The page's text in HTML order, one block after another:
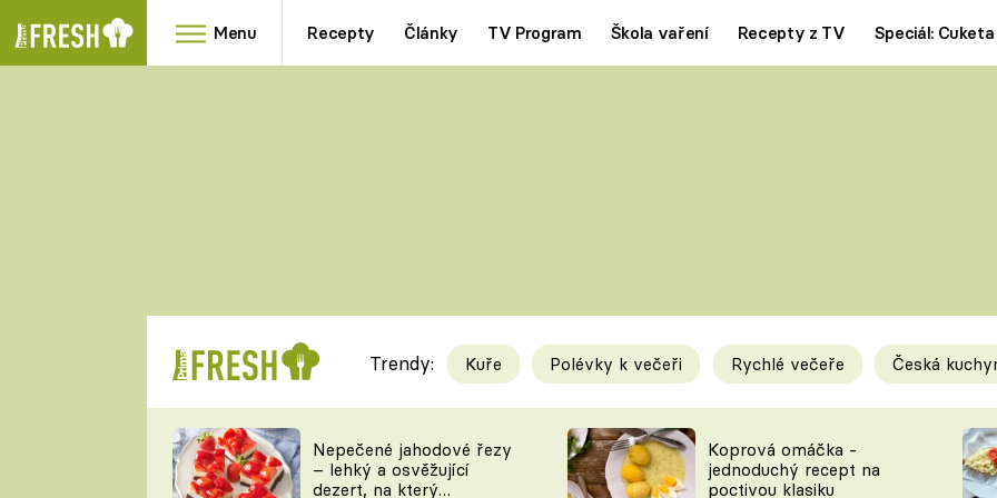
Menu Recepty Články TV Program Škola vaření Recepty z TV Speciál: Cuketa
RYCHLOVKY
Videorecepty
TEĎ VAŘÍ ŠÉF!
Tipy a triky
KAM ZA JÍDLEM
Trendy: Kuře Polévky k večeři Rychlé večeře Česká
Nepečené jahodové řezy
– lehký a osvěžující
dezert, na který
Koprová omáčka -
jednoduchý recept na
poctivou klasiku